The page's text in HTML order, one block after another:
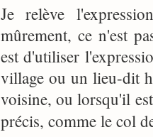
Je relève
mûrement, ce n'est
est d'utiliser
village ou un lieu-dit
voisine, ou lorsqu'il
précis, comme le col